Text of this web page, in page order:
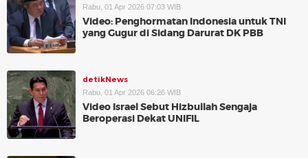
Rabu, 01 Apr 2026 07:03 WIB
Video: Penghormatan Indonesia untuk TNI
yang Gugur di Sidang Darurat DK PBB
detikNews
Rabu, 01 Apr 2026 06:26 WIB
Video Israel Sebut Hizbullah Sengaja
Beroperasi Dekat UNIFIL